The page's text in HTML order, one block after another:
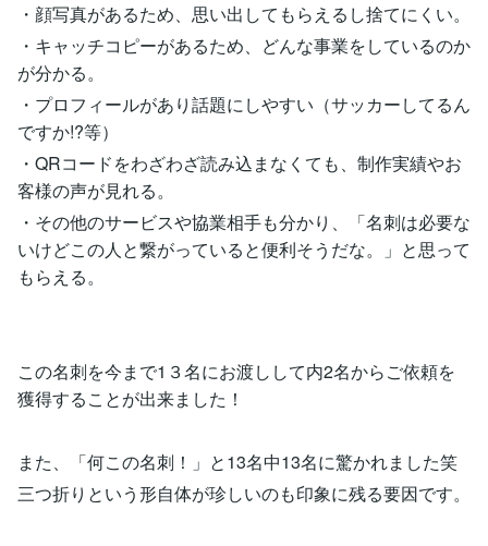
・顔写真があるため、思い出してもらえるし捨てにくい。
・キャッチコピーがあるため、どんな事業をしているのか
が分かる。
・プロフィールがあり話題にしやすい（サッカーしてるん
ですか!?等）
・QRコードをわざわざ読み込まなくても、制作実績やお
客様の声が見れる。
・その他のサービスや協業相手も分かり、「名刺は必要な
いけどこの人と繋がっていると便利そうだな。」と思って
もらえる。
この名刺を今まで1３名にお渡しして内2名からご依頼を
獲得することが出来ました！
また、「何この名刺！」と13名中13名に驚かれました笑
三つ折りという形自体が珍しいのも印象に残る要因です。